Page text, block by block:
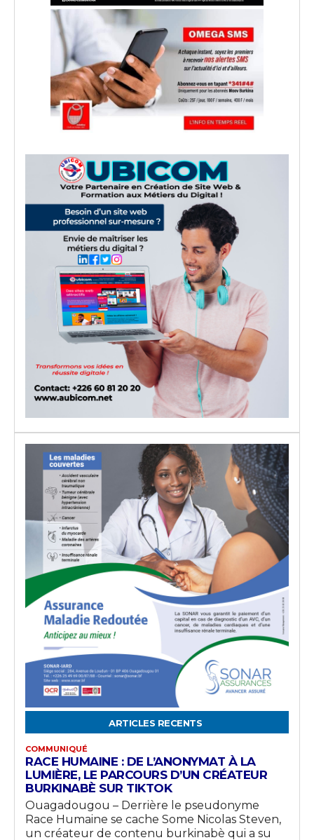
ARTICLES RECENTS
COMMUNIQUÉ
RACE HUMAINE : DE L’ANONYMAT À LA
LUMIÈRE, LE PARCOURS D’UN CRÉATEUR
BURKINABÈ SUR TIKTOK
Ouagadougou – Derrière le pseudonyme
Race Humaine se cache Some Nicolas Steven,
un créateur de contenu burkinabè qui a su